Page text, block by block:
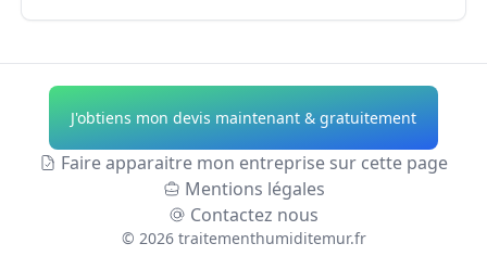
Traitement
d'Humidité des
Murs Solliès-Toucas
Traitement
d'Humidité des
La Crau
Traitement
d'Humidité des
Murs Allier
Traitement
d'Humidité des
MursAlpes-de-
J'obtiens mon devis maintenant & gratuitement
Faire apparaitre mon entreprise sur cette page
Mentions légales
Contactez nous
© 2026 traitementhumiditemur.fr